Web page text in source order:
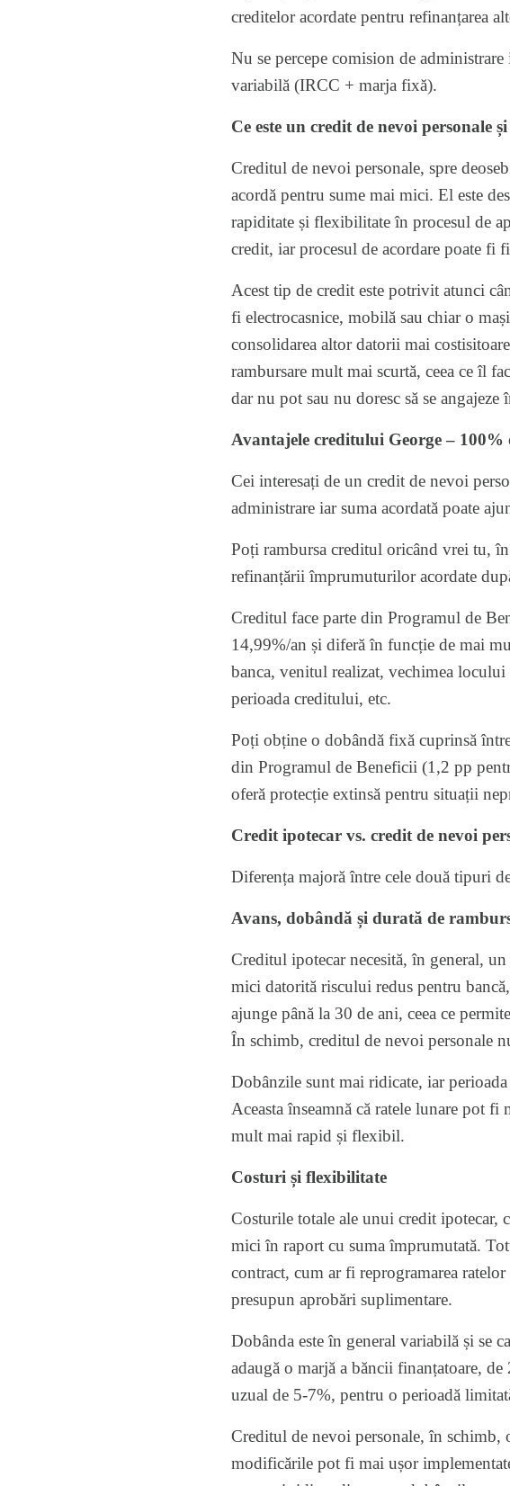
creditelor acordate pentru refinanțarea
Nu se percepe comision de
variabilă (IRCC + marja fixă).
Ce este un credit de nevoi personale
Creditul de nevoi personale, spre
acordă pentru sume mai mici. El este
rapiditate și flexibilitate în procesul de
credit, iar procesul de acordare poate fi
Acest tip de credit este potrivit atunci
fi electrocasnice, mobilă sau chiar o
consolidarea altor datorii mai
rambursare mult mai scurtă, ceea ce îl
dar nu pot sau nu doresc să se
Avantajele creditului George – 100%
Cei interesați de un credit de nevoi
administrare iar suma acordată poate
Poți rambursa creditul oricând vrei tu,
refinanțării împrumuturilor acordate
Creditul face parte din Programul de
14,99%/an și diferă în funcție de mai
banca, venitul realizat, vechimea
perioada creditului, etc.
Poți obține o dobândă fixă cuprinsă
din Programul de Beneficii (1,2 pp
oferă protecție extinsă pentru situații
Credit ipotecar vs. credit de nevoi
Diferența majoră între cele două tipuri
Avans, dobândă și durată de
Creditul ipotecar necesită, în general,
mici datorită riscului redus pentru
ajunge până la 30 de ani, ceea ce
În schimb, creditul de nevoi personale
Dobânzile sunt mai ridicate, iar
Aceasta înseamnă că ratele lunare pot fi
mult mai rapid și flexibil.
Costuri și flexibilitate
Costurile totale ale unui credit ipotecar,
mici în raport cu suma împrumutată.
contract, cum ar fi reprogramarea
presupun aprobări suplimentare.
Dobânda este în general variabilă și se
adaugă o marjă a băncii finanțatoare,
uzual de 5-7%, pentru o perioadă
Creditul de nevoi personale, în schimb,
modificările pot fi mai ușor